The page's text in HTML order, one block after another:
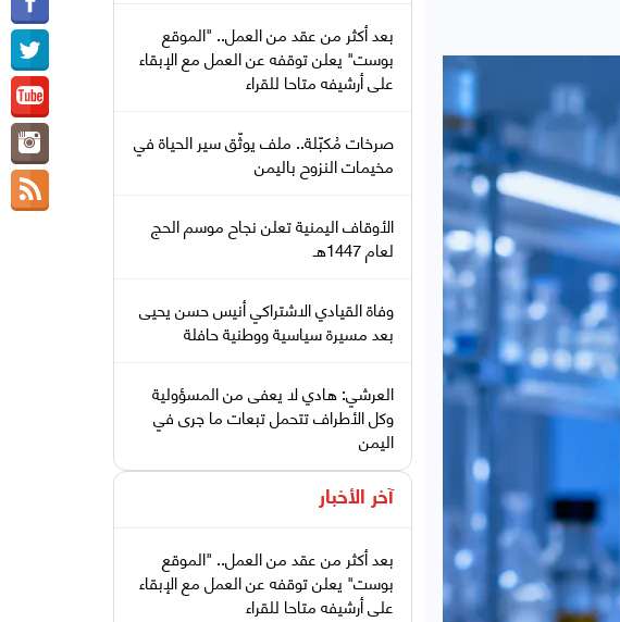
بعد أكثر من عقد من العمل.. "الموقع
بوست" يعلن توقفه عن العمل مع الإبقاء
على أرشيفه متاحا للقراء
صرخات مُكبّلة.. ملف يوثّق سير الحياة في
مخيمات النزوح باليمن
الأوقاف اليمنية تعلن نجاح موسم الحج
لعام 1447هـ
وفاة القيادي الاشتراكي أنيس حسن يحيى
بعد مسيرة سياسية ووطنية حافلة
العرشي: هادي لا يعفى من المسؤولية
وكل الأطراف تتحمل تبعات ما جرى في
اليمن
آخر الأخبار
بعد أكثر من عقد من العمل.. "الموقع
بوست" يعلن توقفه عن العمل مع الإبقاء
على أرشيفه متاحا للقراء